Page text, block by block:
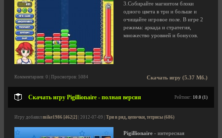
3.Собирайте магнитом блоки
одного цвета в три и больше и
очищайте игровое поле. В игре 2
режима: аркада и стратегия,
множество уровней и бонусов.
Скачать игру (5.37 Мб.)
Комментариев: 0 | Просмотров: 5084
Скачать игру Pigillionaire - полная версия Рейтинг: 10.0 (1)
Игру добавил mike1986 [462|2] | 2012-07-09 | Три в ряд, цепочки, тетрисы (686)
Pigillionaire - интересная